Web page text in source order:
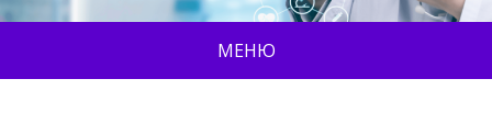
МЕНЮ